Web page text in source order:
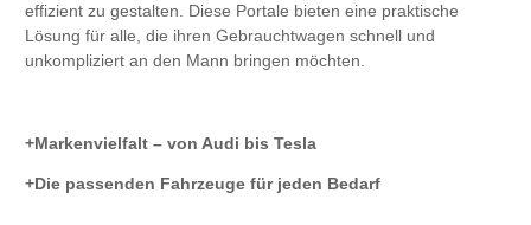
effizient zu gestalten. Diese Portale bieten eine praktische
Lösung für alle, die ihren Gebrauchtwagen schnell und
unkompliziert an den Mann bringen möchten.
Markenvielfalt – von Audi bis Tesla
Die passenden Fahrzeuge für jeden Bedarf